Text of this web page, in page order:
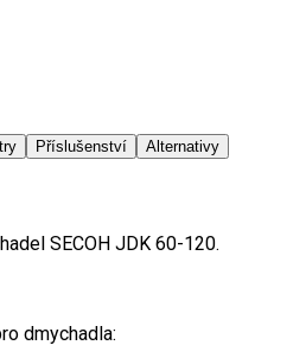
Příslušenství Alternativy
SECOH JDK 60-120.
dmychadla: